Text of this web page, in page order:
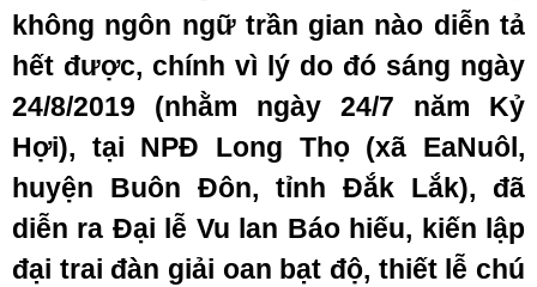
không ngôn ngữ trần gian nào diễn tả
hết được, chính vì lý do đó sáng ngày
24/8/2019 (nhằm ngày 24/7 năm Kỷ
Hợi), tại NPĐ Long Thọ (xã EaNuôl,
huyện Buôn Đôn, tỉnh Đắk Lắk), đã
diễn ra Đại lễ Vu lan Báo hiếu, kiến lập
đại trai đàn giải oan bạt độ, thiết lễ chú